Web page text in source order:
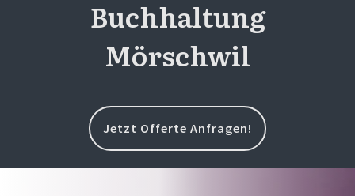
Buchhaltung
Mörschwil
Jetzt Offerte Anfragen!